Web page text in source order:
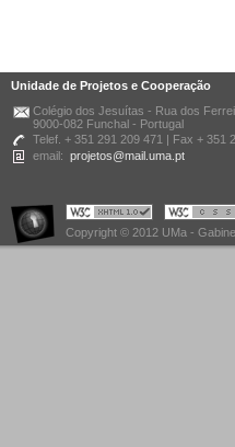
Unidade de Projetos e Cooperação
Colégio dos Jesuítas - Rua dos
9000-082 Funchal - Portugal
Telef. + 351 291 209 471 | Fax + 351
email: projetos@mail.uma.pt
Copyright © 2012 UMa -